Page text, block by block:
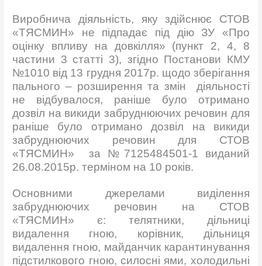
Виробнича діяльність, яку здійснює СТОВ
«ТЯСМИН» не підпадає під дію ЗУ «Про
оцінку впливу на довкілля» (пункт 2, 4, 8
частини 3 статті 3), згідно Постанови КМУ
№1010 від 13 грудня 2017р. щодо зберігання
пального – розширення та змін діяльності
не відбувалося, раніше було отримано
дозвіл на викиди забруднюючих речовин для
раніше було отримано дозвіл на викиди
забруднюючих речовин для СТОВ
«ТЯСМИН» за №7125484501-1 виданий
26.08.2015р. терміном на 10 років.
Основними джерелами виділення
забруднюючих речовин на СТОВ
«ТЯСМИН» є: телятники, дільниці
видалення гною, корівник, дільниця
видалення гною, майданчик карантинування
підстилкового гною, силосні ями, холодильні